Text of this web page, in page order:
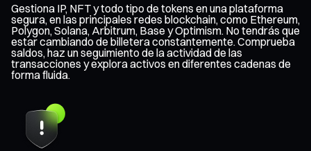
Gestiona IP, NFT y todo tipo de tokens en una plataforma
segura, en las principales redes blockchain, como Ethereum,
Polygon, Solana, Arbitrum, Base y Optimism. No tendrás que
estar cambiando de billetera constantemente. Comprueba
saldos, haz un seguimiento de la actividad de las
transacciones y explora activos en diferentes cadenas de
forma fluida.